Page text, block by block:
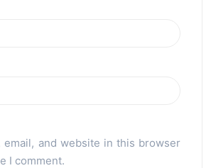
email, and website in this browser
I comment.